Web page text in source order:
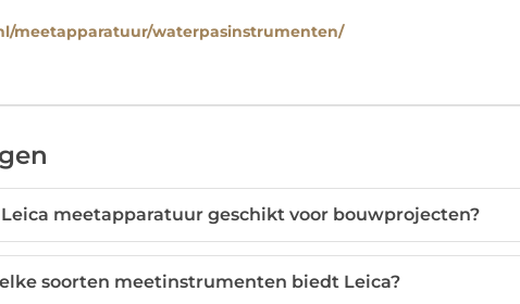
meetapparatuur/waterpasinstrumenten/
meetapparatuur geschikt voor bouwprojecten?
soorten meetinstrumenten biedt Leica?